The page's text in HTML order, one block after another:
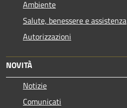
Ambiente
Salute, benessere e assistenza
Autorizzazioni
NOVITÀ
Notizie
Comunicati